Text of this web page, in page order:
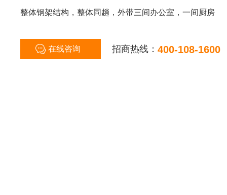
整体钢架结构，整体同趟，外带三间办公室，一间厨房
在线咨询 招商热线： 400-108-1600